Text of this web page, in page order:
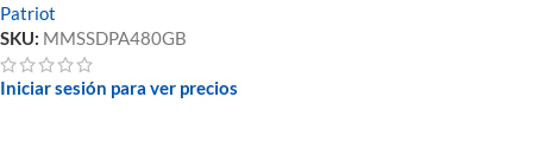
Patriot
SKU: MMSSDPA480GB
Iniciar sesión para ver precios